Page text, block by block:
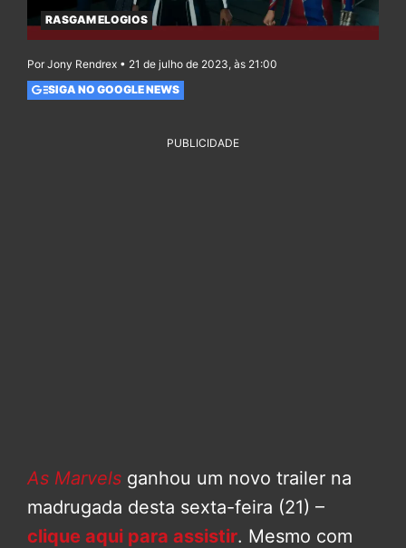
RASGAM ELOGIOS
Por Jony Rendrex • 21 de julho de 2023, às 21:00
SIGA NO GOOGLE NEWS
PUBLICIDADE
As Marvels ganhou um novo trailer na
madrugada desta sexta-feira (21) –
clique aqui para assistir. Mesmo com